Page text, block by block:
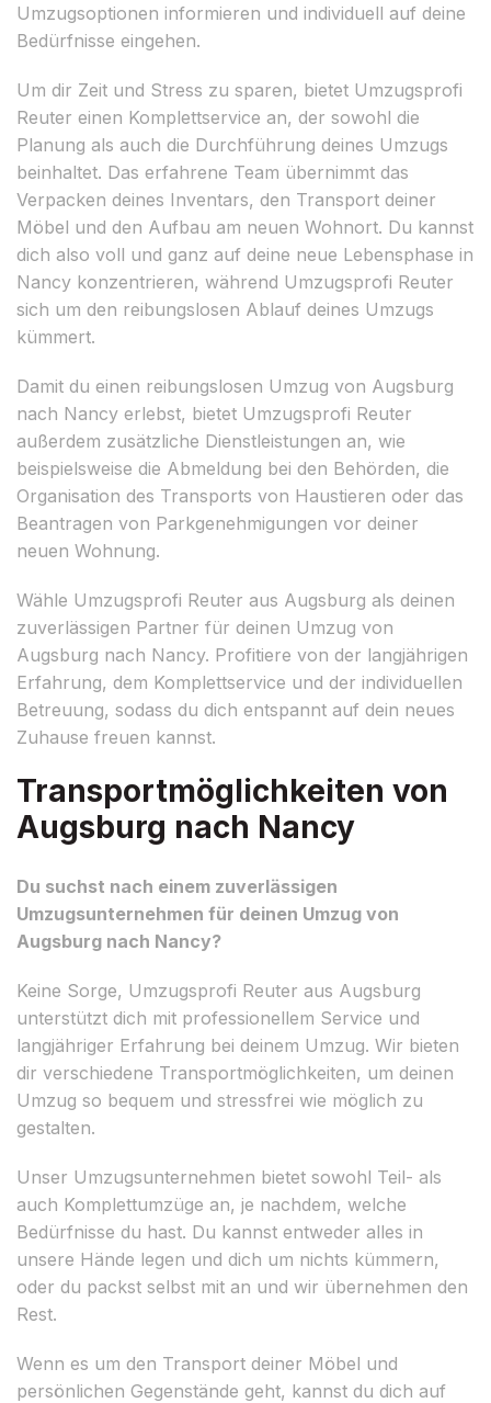
Umzugsoptionen informieren und individuell auf deine
Bedürfnisse eingehen.
Um dir Zeit und Stress zu sparen, bietet Umzugsprofi
Reuter einen Komplettservice an, der sowohl die
Planung als auch die Durchführung deines Umzugs
beinhaltet. Das erfahrene Team übernimmt das
Verpacken deines Inventars, den Transport deiner
Möbel und den Aufbau am neuen Wohnort. Du kannst
dich also voll und ganz auf deine neue Lebensphase in
Nancy konzentrieren, während Umzugsprofi Reuter
sich um den reibungslosen Ablauf deines Umzugs
kümmert.
Damit du einen reibungslosen Umzug von Augsburg
nach Nancy erlebst, bietet Umzugsprofi Reuter
außerdem zusätzliche Dienstleistungen an, wie
beispielsweise die Abmeldung bei den Behörden, die
Organisation des Transports von Haustieren oder das
Beantragen von Parkgenehmigungen vor deiner
neuen Wohnung.
Wähle Umzugsprofi Reuter aus Augsburg als deinen
zuverlässigen Partner für deinen Umzug von
Augsburg nach Nancy. Profitiere von der langjährigen
Erfahrung, dem Komplettservice und der individuellen
Betreuung, sodass du dich entspannt auf dein neues
Zuhause freuen kannst.
Transportmöglichkeiten von
Augsburg nach Nancy
Du suchst nach einem zuverlässigen
Umzugsunternehmen für deinen Umzug von
Augsburg nach Nancy?
Keine Sorge, Umzugsprofi Reuter aus Augsburg
unterstützt dich mit professionellem Service und
langjähriger Erfahrung bei deinem Umzug. Wir bieten
dir verschiedene Transportmöglichkeiten, um deinen
Umzug so bequem und stressfrei wie möglich zu
gestalten.
Unser Umzugsunternehmen bietet sowohl Teil- als
auch Komplettumzüge an, je nachdem, welche
Bedürfnisse du hast. Du kannst entweder alles in
unsere Hände legen und dich um nichts kümmern,
oder du packst selbst mit an und wir übernehmen den
Rest.
Wenn es um den Transport deiner Möbel und
persönlichen Gegenstände geht, kannst du dich auf